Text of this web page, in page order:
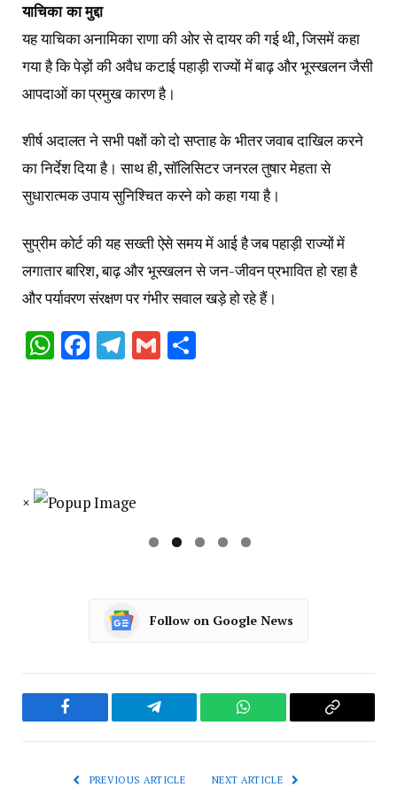
याचिका का मुद्दा
यह याचिका अनामिका राणा की ओर से दायर की गई थी, जिसमें कहा
गया है कि पेड़ों की अवैध कटाई पहाड़ी राज्यों में बाढ़ और भूस्खलन जैसी
आपदाओं का प्रमुख कारण है।
शीर्ष अदालत ने सभी पक्षों को दो सप्ताह के भीतर जवाब दाखिल करने
का निर्देश दिया है। साथ ही, सॉलिसिटर जनरल तुषार मेहता से
सुधारात्मक उपाय सुनिश्चित करने को कहा गया है।
सुप्रीम कोर्ट की यह सख्ती ऐसे समय में आई है जब पहाड़ी राज्यों में
लगातार बारिश, बाढ़ और भूस्खलन से जन-जीवन प्रभावित हो रहा है
और पर्यावरण संरक्षण पर गंभीर सवाल खड़े हो रहे हैं।
WhatsApp
Facebook
Telegram
Gmail
×
Follow on Google News
Facebook Telegram WhatsApp
Copy
PREVIOUS ARTICLE NEXT ARTICLE